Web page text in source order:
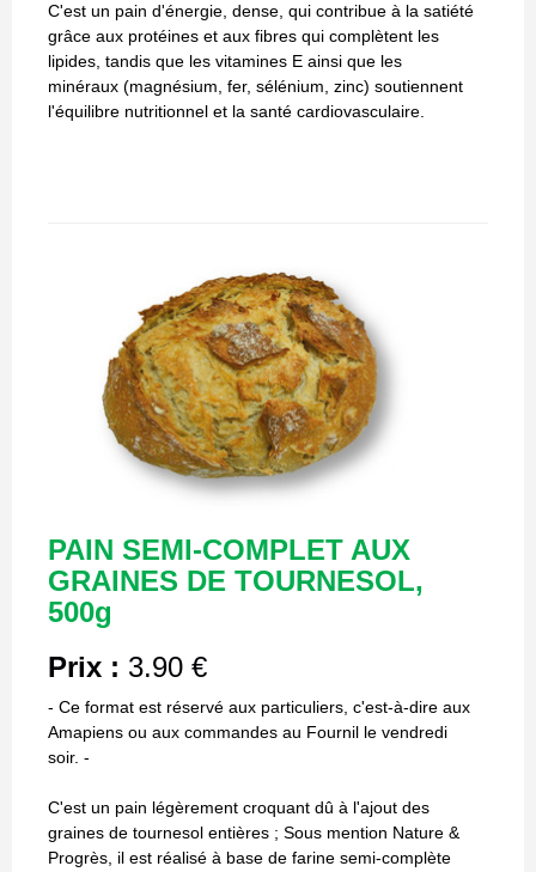
C'est un pain d'énergie, dense, qui contribue à la satiété
grâce aux protéines et aux fibres qui complètent les
lipides, tandis que les vitamines E ainsi que les
minéraux (magnésium, fer, sélénium, zinc) soutiennent
l'équilibre nutritionnel et la santé cardiovasculaire.
PAIN SEMI-COMPLET AUX
GRAINES DE TOURNESOL,
500g
Prix : 3.90 €
- Ce format est réservé aux particuliers, c'est-à-dire aux
Amapiens ou aux commandes au Fournil le vendredi
soir. -
C'est un pain légèrement croquant dû à l'ajout des
graines de tournesol entières ; Sous mention Nature &
Progrès, il est réalisé à base de farine semi-complète